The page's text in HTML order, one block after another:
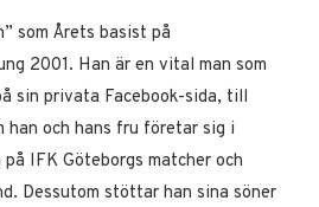
som Årets basist på
2001. Han är en vital man som
sin privata Facebook-sida, till
han och hans fru företar sig i
IFK Göteborgs matcher och
Dessutom stöttar han sina söner